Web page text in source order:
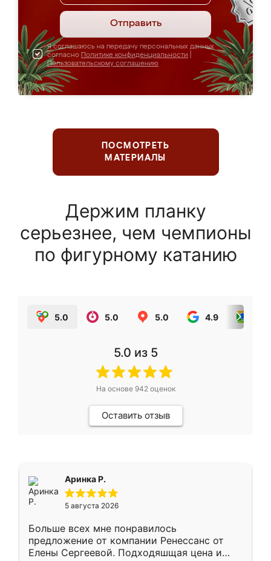
Отправить
Я соглашаюсь на передачу персональных данных
согласно Политике конфиденциальности
Пользовательскому соглашению
ПОСМОТРЕТЬ
МАТЕРИАЛЫ
Держим планку
серьезнее, чем чемпионы
по фигурному катанию
5.0 5.0 5.0 4.9
5.0 из 5
На основе 942оценок
Оставить отзыв
Аринка Р.
5 августа 2026
Больше всех мне понравилось
предложение от компании Ренессанс от
Елены Сергеевой. Подходяшщая цена и